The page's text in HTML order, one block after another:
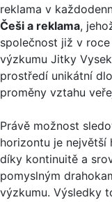
reklama v
Češi a reklama,
společnost již v
výzkumu Jitky
prostředí unikátní
proměny vztahu
Právě možnost
horizontu je
díky kontinuitě a
pomyslným
výzkumu. Výsledky